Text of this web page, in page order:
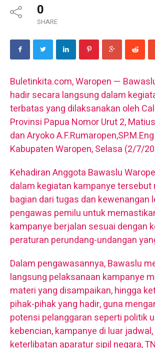
0
SHARE
Buletinkita.com, Waropen —
hadir secara langsung dalam
terbatas yang dilaksanakan oleh
Provinsi Papua Nomor Urut 2,
dan Aryoko
Kabupaten Waropen, Selasa (2/7/
Kehadiran Anggota Bawaslu
dalam kegiatan kampanye tersebut
bagian dari tugas dan kewenangan
pengawas pemilu untuk
kampanye berjalan sesuai dengan
peraturan perundang-undangan
Dalam pengawasannya, Bawaslu
langsung pelaksanaan kampanye
materi yang disampaikan, hingga
pihak-pihak yang hadir, guna
potensi pelanggaran seperti politik
kebencian, kampanye di luar
keterlibatan aparatur sipil negara,